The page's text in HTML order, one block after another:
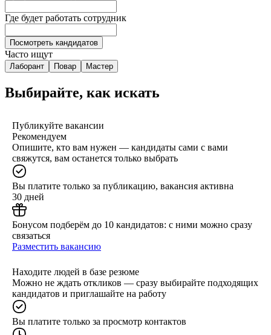
Где будет работать сотрудник
Посмотреть кандидатов
Часто ищут
Лаборант Повар Мастер
Выбирайте, как искать
Публикуйте вакансии
Рекомендуем
Опишите, кто вам нужен — кандидаты сами с вами
свяжутся, вам останется только выбрать
Вы платите только за публикацию, вакансия активна
30 дней
Бонусом подберём до 10 кандидатов: с ними можно сразу
связаться
Разместить вакансию
Находите людей в базе резюме
Можно не ждать откликов — сразу выбирайте подходящих
кандидатов и приглашайте на работу
Вы платите только за просмотр контактов